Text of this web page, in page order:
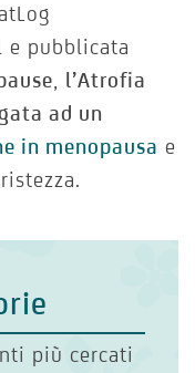
e pubblicata
l’Atrofia
ad un
in menopausa e
più cercati